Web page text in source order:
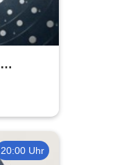
20:00 Uhr